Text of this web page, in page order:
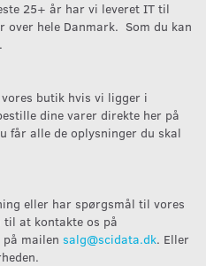
25+ år har vi leveret IT til
over hele Danmark. Som du kan
butik hvis vi ligger i
dine varer direkte her på
får alle de oplysninger du skal
eller har spørgsmål til vores
til at kontakte os på
mailen salg@scidata.dk. Eller